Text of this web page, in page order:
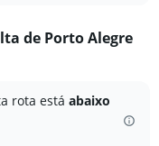
de Porto Alegre
rota está abaixo